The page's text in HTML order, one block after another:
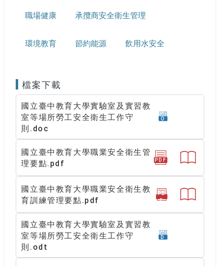
職場健康 承攬商安全衛生管理
環境教育 節約能源 飲用水安全
檔案下載
國立臺中教育大學實驗室及實習教
室等場所勞工安全衛生工作守
則.doc
D
O
國立臺中教育大學職業安全衛生管
理要點.pdf
PDF
國立臺中教育大學職業安全衛生教
育訓練管理要點.pdf
PD
F
國立臺中教育大學實驗室及實習教
室等場所勞工安全衛生工作守
則.odt
O
D